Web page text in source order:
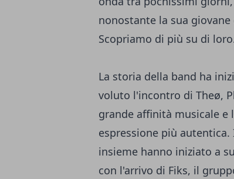
nonostante la sua
Scopriamo di più su di
La storia della band ha
voluto l'incontro di Theø,
grande affinità musicale
espressione più
insieme hanno iniziato a
con l'arrivo di Fiks, il